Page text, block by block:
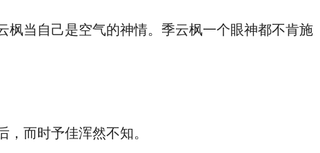
当自己是空气的神情。季云枫一个眼神都不肯施
而时予佳浑然不知。